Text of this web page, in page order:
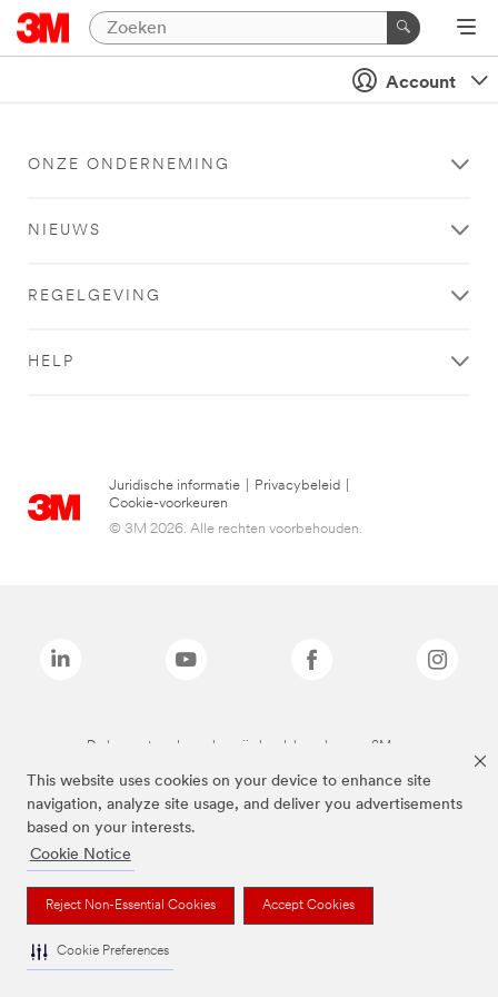
This website uses cookies on your device to enhance site
navigation, analyze site usage, and deliver you advertisements
based on your interests.
Cookie Notice
Reject Non-Essential Cookies Accept Cookies
Cookie Preferences
Account
ONZE ONDERNEMING
NIEUWS
REGELGEVING
HELP
Juridische informatie Privacybeleid
Cookie-voorkeuren
© 3M 2026. Alle rechten voorbehouden.
De bovenstaande merken zijn handelsmerken van 3M.we